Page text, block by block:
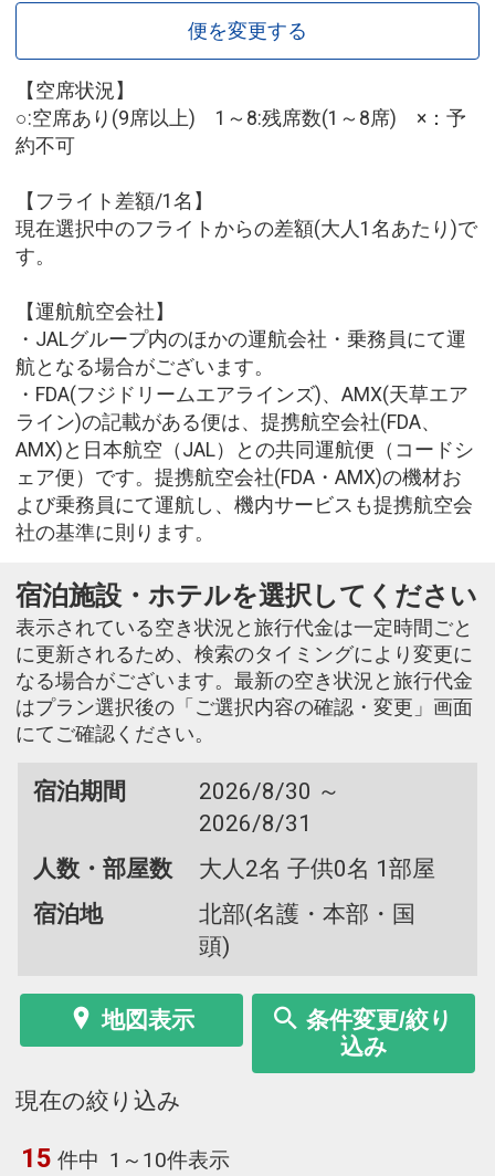
便を変更する
【空席状況】
○:空席あり(9席以上) 1～8:残席数(1～8席) ×：予
約不可
【フライト差額/1名】
現在選択中のフライトからの差額(大人1名あたり)で
す。
【運航航空会社】
・JALグループ内のほかの運航会社・乗務員にて運
航となる場合がございます。
・FDA(フジドリームエアラインズ)、AMX(天草エア
ライン)の記載がある便は、提携航空会社(FDA、
AMX)と日本航空（JAL）との共同運航便（コードシ
ェア便）です。提携航空会社(FDA・AMX)の機材お
よび乗務員にて運航し、機内サービスも提携航空会
社の基準に則ります。
宿泊施設・ホテルを選択してください
表示されている空き状況と旅行代金は一定時間ごと
に更新されるため、検索のタイミングにより変更に
なる場合がございます。最新の空き状況と旅行代金
はプラン選択後の「ご選択内容の確認・変更」画面
にてご確認ください。
宿泊期間
2026/8/30 ～
2026/8/31
人数・部屋数
大人2名 子供0名 1部屋
宿泊地
北部(名護・本部・国
頭)
地図表示
条件変更/絞り
込み
現在の絞り込み
15 件中 1～10件表示